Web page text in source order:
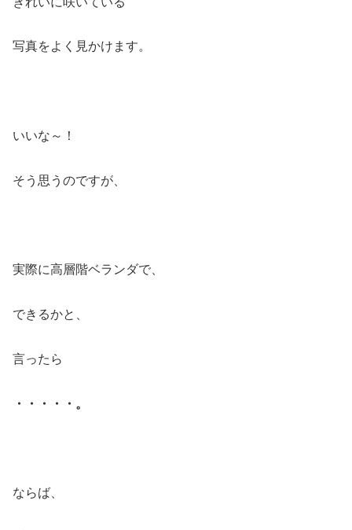
写真をよく見かけます。
いいな～！
そう思うのですが、
実際に高層階ベランダで、
できるかと、
言ったら
・・・・・。
ならば、